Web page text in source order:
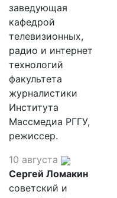
заведующая
кафедрой
телевизионных,
радио и интернет
технологий
факультета
журналистики
Института
Массмедиа РГГУ,
режиссер.
10 августа
Сергей Ломакин
советский и